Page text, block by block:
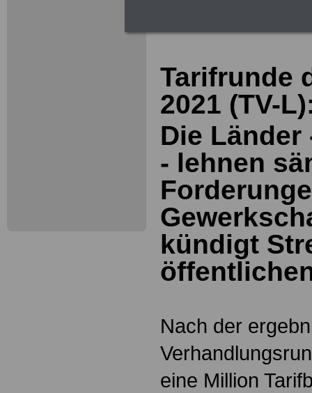
Tarifrunde
2021 (TV-
Die Länder
- lehnen
kündigt
Nach der
eine Million